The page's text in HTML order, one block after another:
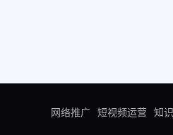
网络推广 短视频运营 知